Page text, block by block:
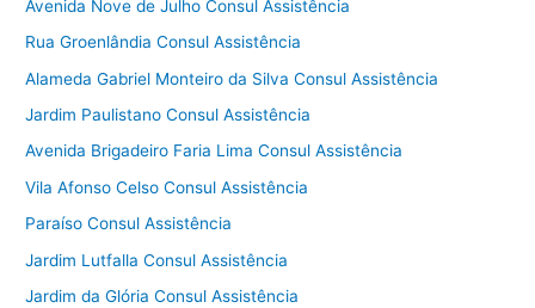
Avenida Nove de Julho Consul Assistência
Rua Groenlândia Consul Assistência
Alameda Gabriel Monteiro da Silva Consul Assistência
Jardim Paulistano Consul Assistência
Avenida Brigadeiro Faria Lima Consul Assistência
Vila Afonso Celso Consul Assistência
Paraíso Consul Assistência
Jardim Lutfalla Consul Assistência
Jardim da Glória Consul Assistência